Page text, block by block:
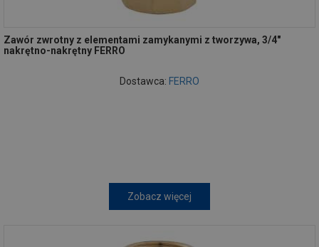
Zawór zwrotny z elementami zamykanymi z tworzywa, 3/4"
nakrętno-nakrętny FERRO
Dostawca: FERRO
Zobacz więcej